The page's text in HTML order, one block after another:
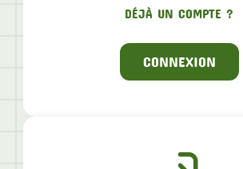
DÉJÀ UN COMPTE ?
CONNEXION